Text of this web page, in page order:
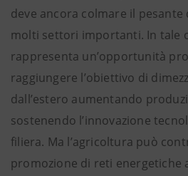
deve ancora colmare il
molti settori importanti. In tale
rappresenta un’opportunità
raggiungere l’obiettivo di
dall’estero aumentando
sostenendo l’innovazione
filiera. Ma l’agricoltura può
promozione di reti energetiche